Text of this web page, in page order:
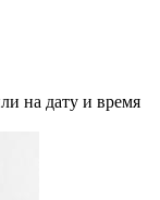
на дату и время